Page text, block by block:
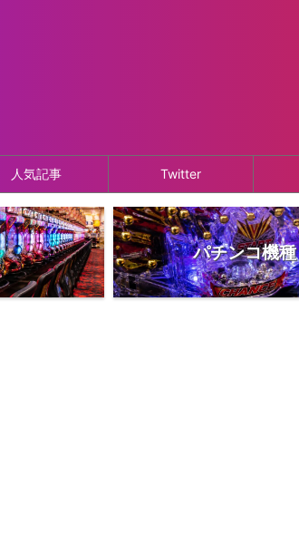
人気記事 Twitter
パチンコ機種